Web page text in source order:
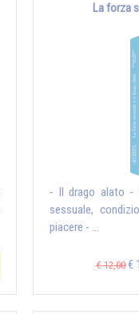
La forza
- Il drago alato -
sessuale,
piacere - ...
€ 12,00 €